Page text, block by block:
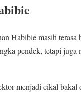
Habibie masih
pendek, tetapi
menjadi cikal